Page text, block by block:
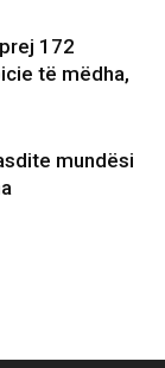
172
të mëdha,
mundësi